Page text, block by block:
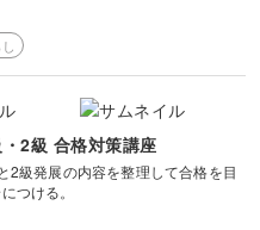
2級 合格対策講座
2級発展の内容を整理して合格を目
つける。